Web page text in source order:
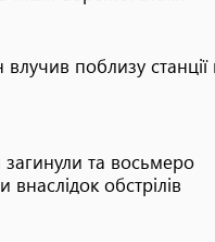
поблизу
та восьмеро
внаслідок обстрілів